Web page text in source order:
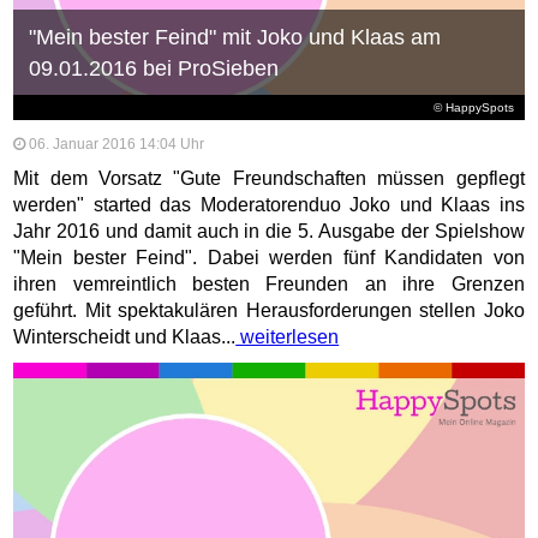
© HappySpots
"Mein bester Feind" mit Joko und Klaas am
09.01.2016 bei ProSieben
06. Januar 2016 14:04 Uhr
Mit dem Vorsatz "Gute Freundschaften müssen gepflegt
werden" started das Moderatorenduo Joko und Klaas ins
Jahr 2016 und damit auch in die 5. Ausgabe der Spielshow
"Mein bester Feind". Dabei werden fünf Kandidaten von
ihren vemreintlich besten Freunden an ihre Grenzen
geführt. Mit spektakulären Herausforderungen stellen Joko
Winterscheidt und Klaas... weiterlesen